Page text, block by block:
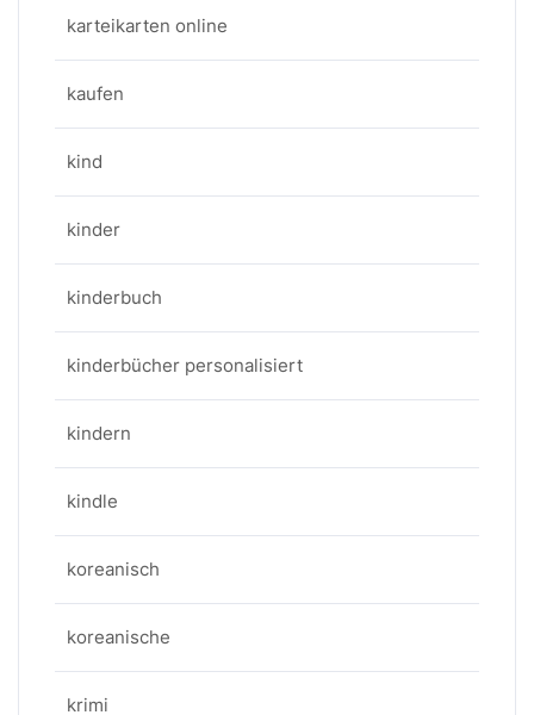
karteikarten online
kaufen
kind
kinder
kinderbuch
kinderbücher personalisiert
kindern
kindle
koreanisch
koreanische
krimi